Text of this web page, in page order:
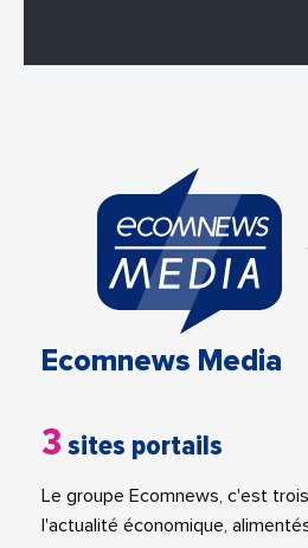
Ecomnews Media
3 sites portails
Le groupe Ecomnews, c'est
l'actualité économique,